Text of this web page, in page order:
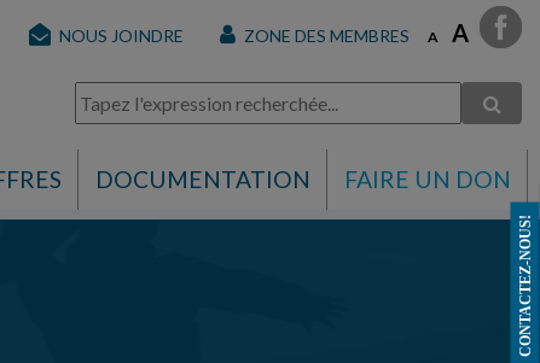
CONTACTEZ-NOUS!
NOUS JOINDRE ZONE DES MEMBRES A A
DOCUMENTATION FAIRE UN DON